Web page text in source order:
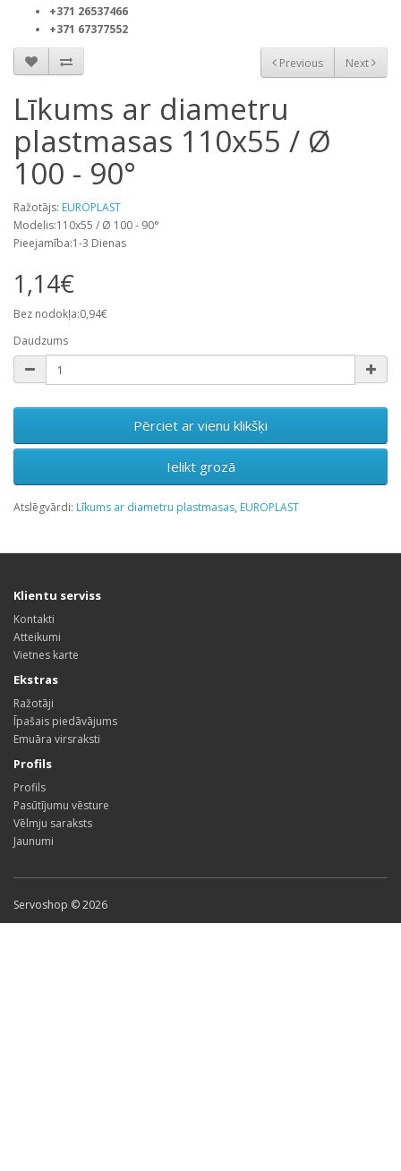
+371 26537466
+371 67377552
Previous Next
Līkums ar diametru
plastmasas 110x55 / Ø
100 - 90°
Ražotājs: EUROPLAST
Modelis:110x55 / Ø 100 - 90°
Pieejamība:1-3 Dienas
1,14€
Bez nodokļa:0,94€
Daudzums
Pērciet ar vienu klikšķi
Ielikt grozā
Atslēgvārdi: Līkums ar diametru plastmasas, EUROPLAST
Klientu serviss
Kontakti
Atteikumi
Vietnes karte
Ekstras
Ražotāji
Īpašais piedāvājums
Emuāra virsraksti
Profils
Profils
Pasūtījumu vēsture
Vēlmju saraksts
Jaunumi
Servoshop © 2026